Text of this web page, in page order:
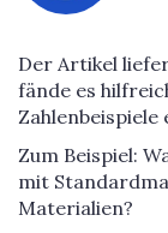
Der Artikel
fände es
Zum Beispiel:
mit
Materialien?